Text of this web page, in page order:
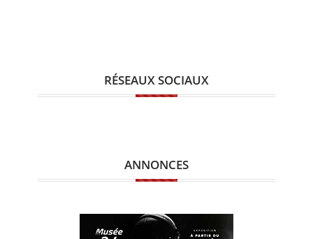
RÉSEAUX SOCIAUX
ANNONCES